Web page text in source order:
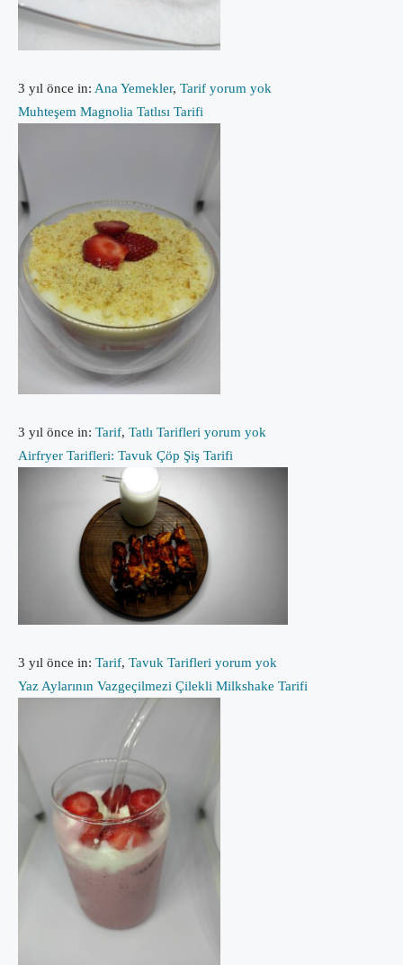
3 yıl önce in: Ana Yemekler, Tarif yorum yok
Muhteşem Magnolia Tatlısı Tarifi
3 yıl önce in: Tarif, Tatlı Tarifleri yorum yok
Airfryer Tarifleri: Tavuk Çöp Şiş Tarifi
3 yıl önce in: Tarif, Tavuk Tarifleri yorum yok
Yaz Aylarının Vazgeçilmezi Çilekli Milkshake Tarifi